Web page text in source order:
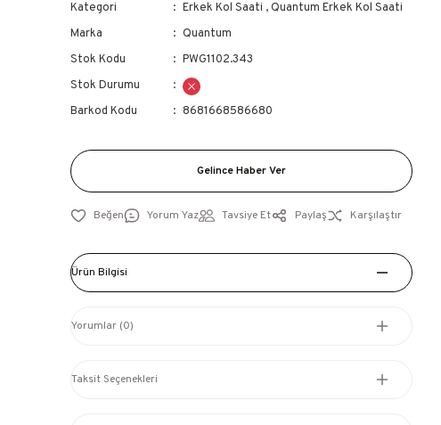
Kategori Erkek Kol Saati ,Quantum Erkek Kol Saati
Marka
Quantum
Stok Kodu
PWG1102.343
Stok Durumu
Barkod Kodu
8681668586680
Gelince Haber Ver
Yorum Yaz Tavsiye Et Paylaş Karşılaştır
Ürün Bilgisi
Yorumlar (0)
Taksit Seçenekleri